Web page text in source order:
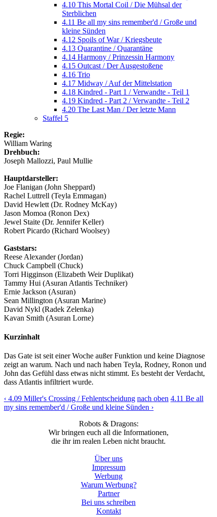
4.10 This Mortal Coil / Die Mühsal der
Sterblichen
4.11 Be all my sins remember'd / Große und
kleine Sünden
4.12 Spoils of War / Kriegsbeute
4.13 Quarantine / Quarantäne
4.14 Harmony / Prinzessin Harmony
4.15 Outcast / Der Ausgestoßene
4.16 Trio
4.17 Midway / Auf der Mittelstation
4.18 Kindred - Part 1 / Verwandte - Teil 1
4.19 Kindred - Part 2 / Verwandte - Teil 2
4.20 The Last Man / Der letzte Mann
Staffel 5
Regie:
William Waring
Drehbuch:
Joseph Mallozzi, Paul Mullie
Hauptdarsteller:
Joe Flanigan (John Sheppard)
Rachel Luttrell (Teyla Emmagan)
David Hewlett (Dr. Rodney McKay)
Jason Momoa (Ronon Dex)
Jewel Staite (Dr. Jennifer Keller)
Robert Picardo (Richard Woolsey)
Gaststars:
Reese Alexander (Jordan)
Chuck Campbell (Chuck)
Torri Higginson (Elizabeth Weir Duplikat)
Tammy Hui (Asuran Atlantis Techniker)
Ernie Jackson (Asuran)
Sean Millington (Asuran Marine)
David Nykl (Radek Zelenka)
Kavan Smith (Asuran Lorne)
Kurzinhalt
Das Gate ist seit einer Woche außer Funktion und keine Diagnose
zeigt an warum. Nach und nach haben Teyla, Rodney, Ronon und
John das Gefühl dass etwas nicht stimmt. Es besteht der Verdacht,
dass Atlantis infiltriert wurde.
‹ 4.09 Miller's Crossing / Fehlentscheidung nach oben 4.11 Be all
my sins remember'd / Große und kleine Sünden ›
Robots & Dragons:
Wir bringen euch all die Informationen,
die ihr im realen Leben nicht braucht.
Über uns
Impressum
Werbung
Warum Werbung?
Partner
Bei uns schreiben
Kontakt